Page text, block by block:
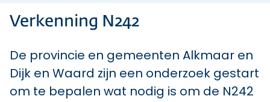
Verkenning N242
De provincie en gemeenten Alkmaar en
Dijk en Waard zijn een onderzoek gestart
om te bepalen wat nodig is om de N242